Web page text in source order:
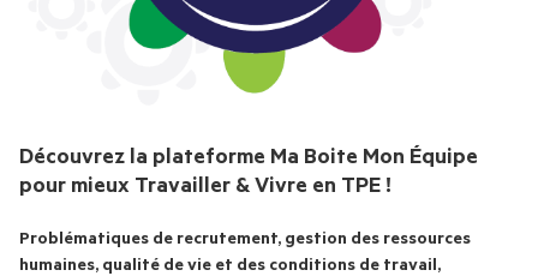
PHOTOS
CHAÎNE YOUTUBE
Découvrez la plateforme Ma Boite Mon Équipe
pour mieux Travailler & Vivre en TPE !
Problématiques de recrutement, gestion des ressources
humaines, qualité de vie et des conditions de travail,